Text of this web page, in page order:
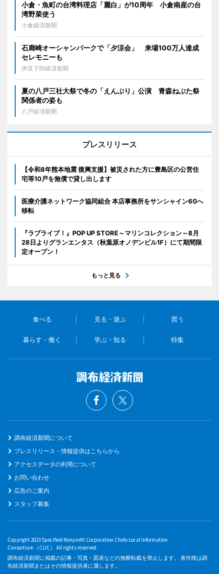
小倉・魚町の台湾料理店「麗白」が10周年 小倉南産の台
湾野菜使う
小倉経済新聞
石廊崎オーシャンパークで「夕涼会」 来場100万人達成
セレモニーも
伊豆下田経済新聞
夏の八戸三社大祭で冬の「えんぶり」公演 青森ねぶた祭
関係者の姿も
八戸経済新聞
プレスリリース
【令和8年熊本地震 復興支援】被災された方に豊島区の公営住
宅等10戸を無償で貸し出します
医療介護ネットワーク協同組合 本店事務所をサンシャイン60へ
移転
『ラブライブ！』POP UP STORE～マリンコレクション～8月
28日よりグランエンタス（秋葉原オノデンビル1F）にて期間限
定オープン！
もっと見る
食べる 見る・遊ぶ 買う
暮らす・働く 学ぶ・知る 特集
調布経済新聞について
プレスリリース・情報提供はこちらから
アクセスデータの利用について
お問い合わせ
広告のご案内
スタッフ募集
Copyright 2023 Specified Nonprofit Corporation Chofu Local Information
Consortium（CLIC） All rights reserved.
調布経済新聞に掲載の記事・写真・図表などの無断転載を禁止します。 著作権は調
布経済新聞またはその情報提供者に属します。